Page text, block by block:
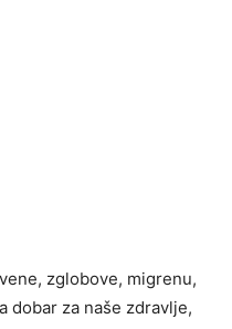
zglobove, migrenu,
dobar za naše zdravlje,